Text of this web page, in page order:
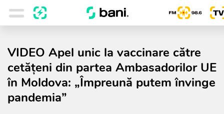
VIDEO Apel unic la vaccinare către
cetățeni din partea Ambasadorilor UE
în Moldova: „Împreună putem învinge
pandemia”